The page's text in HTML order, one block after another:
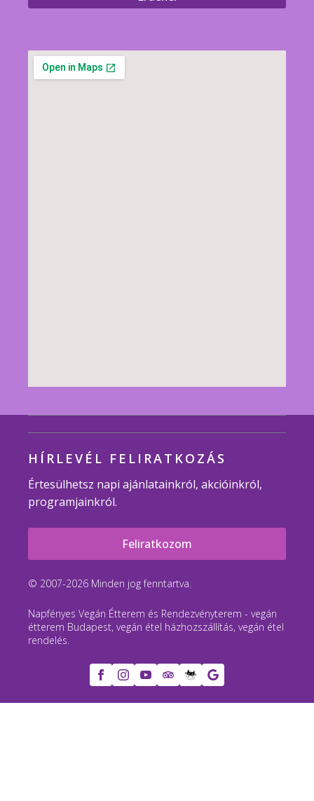
HÍRLEVÉL FELIRATKOZÁS
Értesülhetsz napi ajánlatainkról, akcióinkról,
programjainkról.
Feliratkozom
© 2007-2026 Minden jog fenntartva.
Napfényes Vegán Étterem és Rendezvényterem - vegán
étterem Budapest, vegán étel házhozszállítás, vegán étel
rendelés.